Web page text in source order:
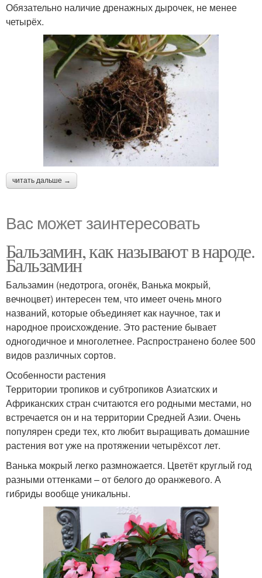
Обязательно наличие дренажных дырочек, не менее
четырёх.
читать дальше →
Вас может заинтересовать
Бальзамин, как называют в народе.
Бальзамин
Бальзамин (недотрога, огонёк, Ванька мокрый,
вечноцвет) интересен тем, что имеет очень много
названий, которые объединяет как научное, так и
народное происхождение. Это растение бывает
одногодичное и многолетнее. Распространено более 500
видов различных сортов.
Особенности растения
Территории тропиков и субтропиков Азиатских и
Африканских стран считаются его родными местами, но
встречается он и на территории Средней Азии. Очень
популярен среди тех, кто любит выращивать домашние
растения вот уже на протяжении четырёхсот лет.
Ванька мокрый легко размножается. Цветёт круглый год
разными оттенками – от белого до оранжевого. А
гибриды вообще уникальны.